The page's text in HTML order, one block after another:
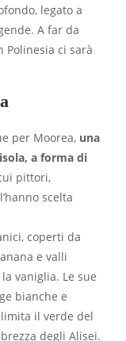
legato a
A far da
Polinesia ci sarà
per Moorea, una
isola, a forma di
pittori,
scelta
coperti da
e valli
vaniglia. Le sue
bianche e
il verde del
degli Alisei.